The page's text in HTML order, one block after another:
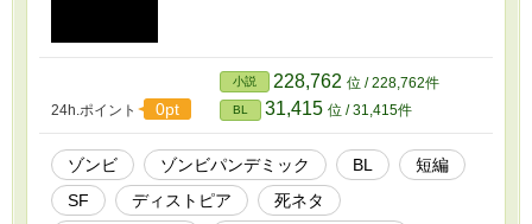
24h.ポイント 0pt
小説 228,762 位 / 228,762件
BL 31,415 位 / 31,415件
ゾンビ ゾンビパンデミック BL
短編
SF
ディストピア
死ネタ